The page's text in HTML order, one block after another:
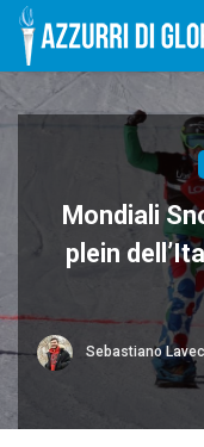
Mondiali
plein
Sebastiano